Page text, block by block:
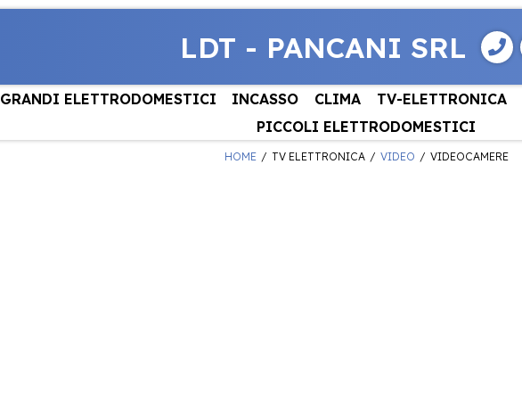
LDT - PANCANI SRL
GRANDI ELETTRODOMESTICI INCASSO CLIMA TV-ELETTRONICA
PICCOLI ELETTRODOMESTICI
HOME TV ELETTRONICA VIDEO VIDEOCAMERE